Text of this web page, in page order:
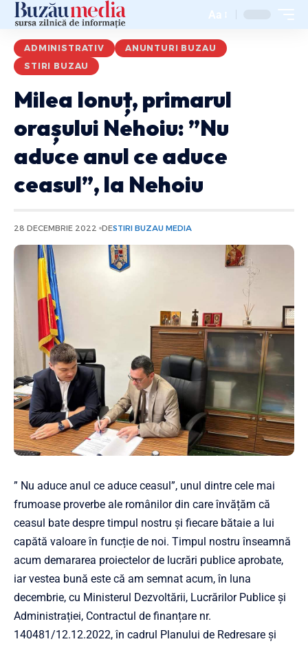
Aa
ADMINISTRATIV
ANUNTURI BUZAU
STIRI BUZAU
Milea Ionuț, primarul
orașului Nehoiu: ”Nu
aduce anul ce aduce
ceasul”, la Nehoiu
28 DECEMBRIE 2022 DESTIRI BUZAU MEDIA
” Nu aduce anul ce aduce ceasul”, unul dintre cele mai
frumoase proverbe ale românilor din care învățăm că
ceasul bate despre timpul nostru și fiecare bătaie a lui
capătă valoare în funcție de noi. Timpul nostru înseamnă
acum demararea proiectelor de lucrări publice aprobate,
iar vestea bună este că am semnat acum, în luna
decembrie, cu Ministerul Dezvoltării, Lucrărilor Publice și
Administrației, Contractul de finanțare nr.
140481/12.12.2022, în cadrul Planului de Redresare și